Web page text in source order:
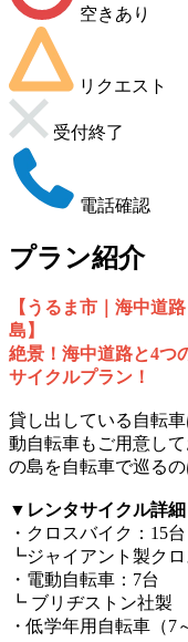
空きあり
リクエスト
受付終了
電話確認
プラン紹介
【うるま市｜海中道
島】
絶景！海中道路と4つ
サイクルプラン！
貸し出している自転
動自転車もご用意し
の島を自転車で巡るの
▼レンタサイクル詳細
・クロスバイク：15台
┗ジャイアント製ク
・電動自転車：7台
┗ ブリヂストン社製
・低学年用自転車（7